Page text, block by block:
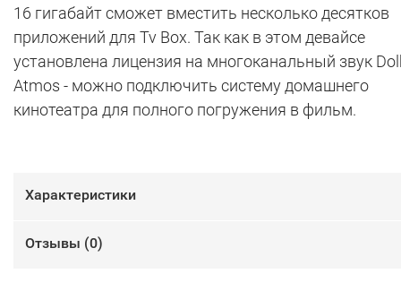
16 гигабайт сможет вместить несколько десятков
приложений для Tv Box. Так как в этом девайсе
установлена лицензия на многоканальный звук
Atmos - можно подключить систему домашнего
кинотеатра для полного погружения в фильм.
Характеристики
Отзывы (0)